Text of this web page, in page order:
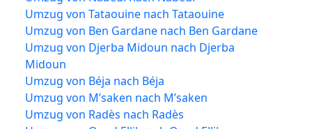
Umzug von Tataouine nach Tataouine
Umzug von Ben Gardane nach Ben Gardane
Umzug von Djerba Midoun nach Djerba
Midoun
Umzug von Béja nach Béja
Umzug von M’saken nach M’saken
Umzug von Radès nach Radès